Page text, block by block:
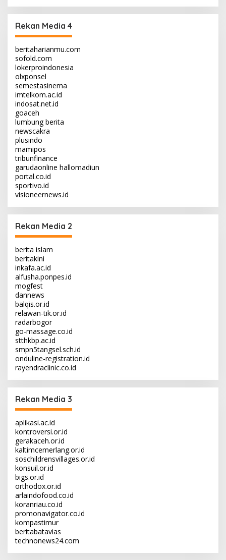
Rekan Media 4
beritaharianmu.com
sofold.com
lokerproindonesia
olxponsel
semestasinema
imtelkom.ac.id
indosat.net.id
goaceh
lumbung berita
newscakra
plusindo
mamipos
tribunfinance
garudaonline hallomadiun
portal.co.id
sportivo.id
visioneernews.id
Rekan Media 2
berita islam
beritakini
inkafa.ac.id
alfusha.ponpes.id
mogfest
dannews
balqis.or.id
relawan-tik.or.id
radarbogor
go-massage.co.id
stthkbp.ac.id
smpn5tangsel.sch.id
onduline-registration.id
rayendraclinic.co.id
Rekan Media 3
aplikasi.ac.id
kontroversi.or.id
gerakaceh.or.id
kaltimcemerlang.or.id
soschildrensvillages.or.id
konsuil.or.id
bigs.or.id
orthodox.or.id
arlaindofood.co.id
koranriau.co.id
promonavigator.co.id
kompastimur
beritabatavias
technonews24.com